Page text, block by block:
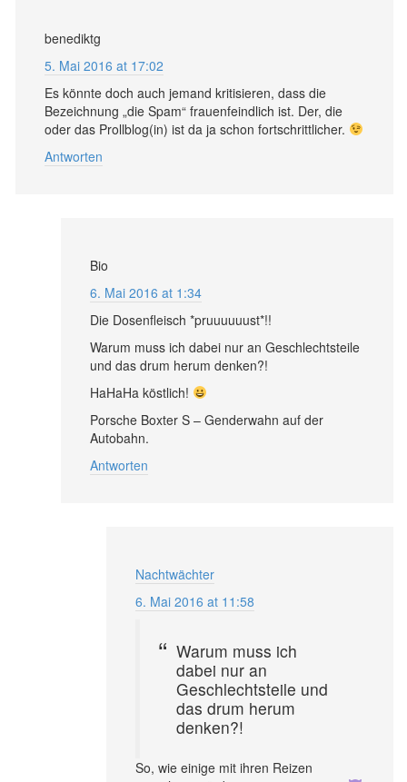
benediktg
5. Mai 2016 at 17:02
Es könnte doch auch jemand kritisieren, dass die
Bezeichnung „die Spam“ frauenfeindlich ist. Der, die
oder das Prollblog(in) ist da ja schon fortschrittlicher.
Antworten
Bio
6. Mai 2016 at 1:34
Die Dosenfleisch *pruuuuuust*!!
Warum muss ich dabei nur an Geschlechtsteile
und das drum herum denken?!
HaHaHa köstlich!
Porsche Boxter S – Genderwahn auf der
Autobahn.
Antworten
Nachtwächter
6. Mai 2016 at 11:58
Warum muss ich
dabei nur an
Geschlechtsteile und
das drum herum
denken?!
So, wie einige mit ihren Reizen